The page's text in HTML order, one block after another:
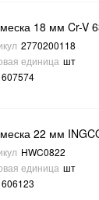
18 мм Cr-V
2770200118
единица шт
607574
22 мм
HWC0822
единица шт
606123